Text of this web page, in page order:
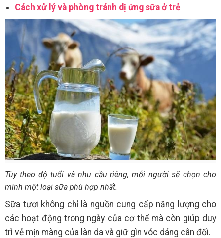
Cách xử lý và phòng tránh dị ứng sữa ở trẻ
Tùy theo độ tuổi và nhu cầu riêng, mỗi người sẽ chọn cho
mình một loại sữa phù hợp nhất.
Sữa tươi không chỉ là nguồn cung cấp năng lượng cho
các hoạt động trong ngày của cơ thể mà còn giúp duy
trì vẻ mịn màng của làn da và giữ gìn vóc dáng cân đối.